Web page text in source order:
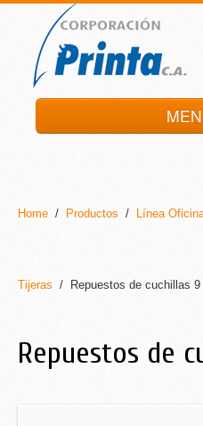
Home / Productos / Línea
Tijeras / Repuestos de cuchillas 9
Repuestos de